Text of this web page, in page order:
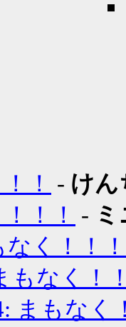
！ - けん
！！
-
なく！！！
もなく！
まもなく